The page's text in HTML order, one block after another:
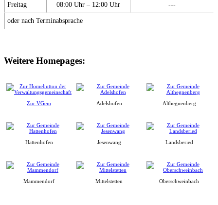
Freitag 08:00 Uhr – 12:00 Uhr ---
oder nach Terminabsprache
Weitere Homepages:
Zur VGem Adelshofen Althegnenberg
Hattenhofen Jesenwang Landsberied
Mammendorf Mittelstetten Oberschweinbach